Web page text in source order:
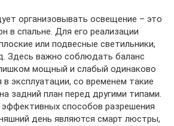
организовывать освещение – это
в спальне. Для его реализации
или подвесные светильники,
Здесь важно соблюдать баланс
мощный и слабый одинаково
эксплуатации, со временем такие
задний план перед другими типами.
способов разрешения
день являются смарт люстры,